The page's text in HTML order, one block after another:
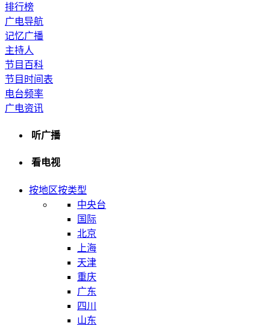
排行榜
广电导航
记忆广播
主持人
节目百科
节目时间表
电台频率
广电资讯
听广播
看电视
按地区按类型
中央台
国际
北京
上海
天津
重庆
广东
四川
山东